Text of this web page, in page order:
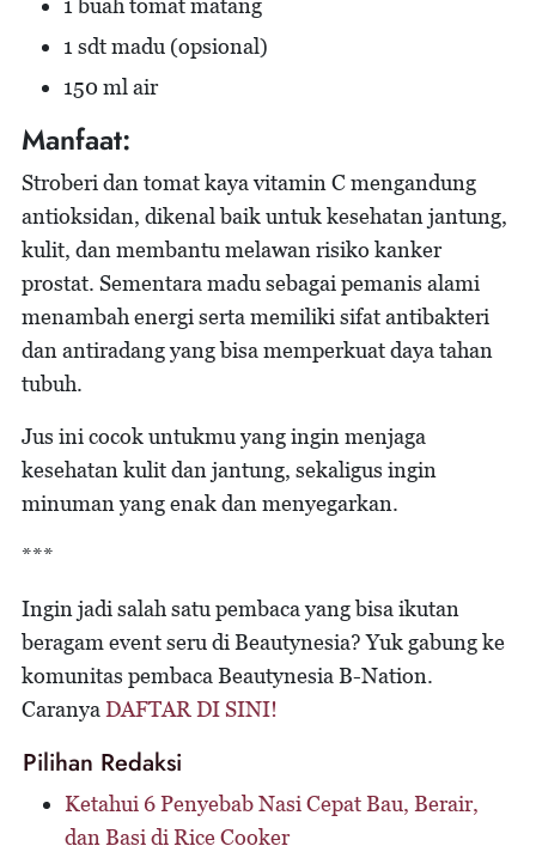
1 buah tomat matang
1 sdt madu (opsional)
150 ml air
Manfaat:
Stroberi dan tomat kaya vitamin C mengandung
antioksidan, dikenal baik untuk kesehatan jantung,
kulit, dan membantu melawan risiko kanker
prostat. Sementara madu sebagai pemanis alami
menambah energi serta memiliki sifat antibakteri
dan antiradang yang bisa memperkuat daya tahan
tubuh.
Jus ini cocok untukmu yang ingin menjaga
kesehatan kulit dan jantung, sekaligus ingin
minuman yang enak dan menyegarkan.
***
Ingin jadi salah satu pembaca yang bisa ikutan
beragam event seru di Beautynesia? Yuk gabung ke
komunitas pembaca Beautynesia B-Nation.
CaranyaDAFTAR DI SINI!
Pilihan Redaksi
Ketahui 6 Penyebab Nasi Cepat Bau, Berair,
dan Basi di Rice Cooker